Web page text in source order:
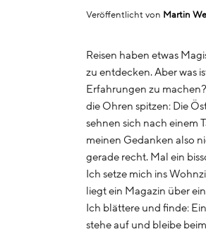
Veröffentlicht von Martin
Reisen haben etwas
zu entdecken. Aber was
Erfahrungen zu
die Ohren spitzen: Die
sehnen sich nach einem
meinen Gedanken also
gerade recht. Mal ein
Ich setze mich ins
liegt ein Magazin über
Ich blättere und finde:
stehe auf und bleibe